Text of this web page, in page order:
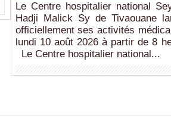
Le Centre hospitalier national
Hadji Malick Sy de Tivaouane
officiellement ses activités
lundi 10 août 2026 à partir de 8
Le Centre hospitalier national...